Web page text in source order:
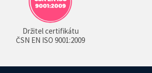
Držitel certifikátu
ČSN EN ISO 9001:2009